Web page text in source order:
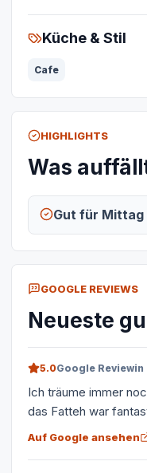
Küche & Stil
Cafe
HIGHLIGHTS
Was
Gut für Mittag
GOOGLE REVIEWS
Neueste
5.0Google Reviewin
Ich träume immer
das Fatteh war
Auf Google ansehen